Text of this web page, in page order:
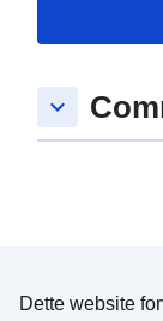
keyboard_arrow_down
Dette website